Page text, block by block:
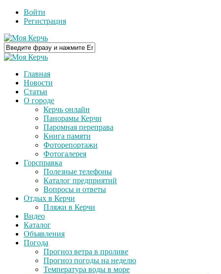
Войти
Регистрация
Главная
Новости
Статьи
О городе
Керчь онлайн
Панорамы Керчи
Паромная переправа
Книга памяти
Фоторепортажи
Фотогалерея
Горсправка
Полезные телефоны
Каталог предприятий
Вопросы и ответы
Отдых в Керчи
Пляжи в Керчи
Видео
Каталог
Объявления
Погода
Прогноз ветра в проливе
Прогноз погоды на неделю
Температура воды в море